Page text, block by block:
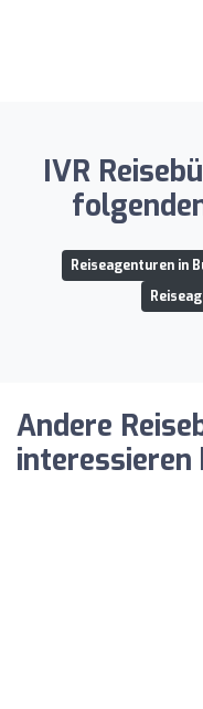
IVR
Reiseagenturen in
Andere
interessieren